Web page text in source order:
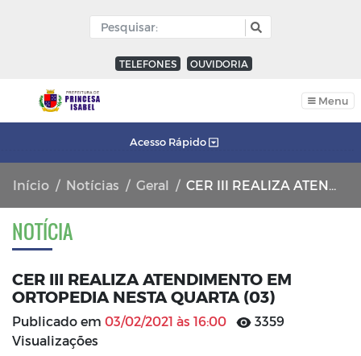
TELEFONES OUVIDORIA
Menu
Acesso Rápido
Início Notícias Geral CER III REALIZA ATENDIMENTO EM ORTOPEDIA NESTA QUARTA (03)
NOTÍCIA
CER III REALIZA ATENDIMENTO EM
ORTOPEDIA NESTA QUARTA (03)
Publicado em 03/02/2021 às 16:00
3359
Visualizações